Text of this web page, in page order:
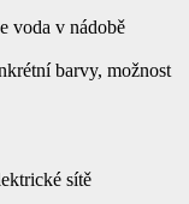
voda v nádobě
barvy, možnost
sítě